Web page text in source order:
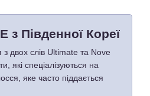
з Південної Кореї
двох слів Ultimate та Nove
які спеціалізуються на
яке часто піддається